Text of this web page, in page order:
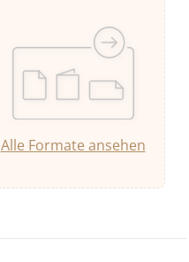
Alle Formate ansehen